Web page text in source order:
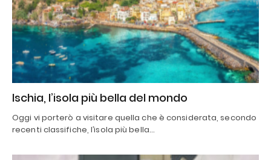
Ischia, l’isola più bella del mondo
Oggi vi porterò a visitare quella che è considerata, secondo
recenti classifiche, l’isola più bella…